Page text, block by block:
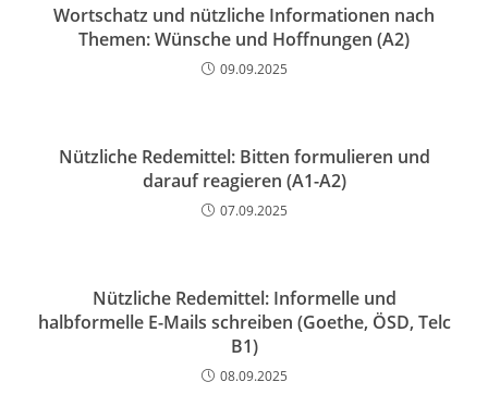
Wortschatz und nützliche Informationen nach
Themen: Wünsche und Hoffnungen (A2)
09.09.2025
Nützliche Redemittel: Bitten formulieren und
darauf reagieren (A1-A2)
07.09.2025
Nützliche Redemittel: Informelle und
halbformelle E-Mails schreiben (Goethe, ÖSD, Telc
B1)
08.09.2025